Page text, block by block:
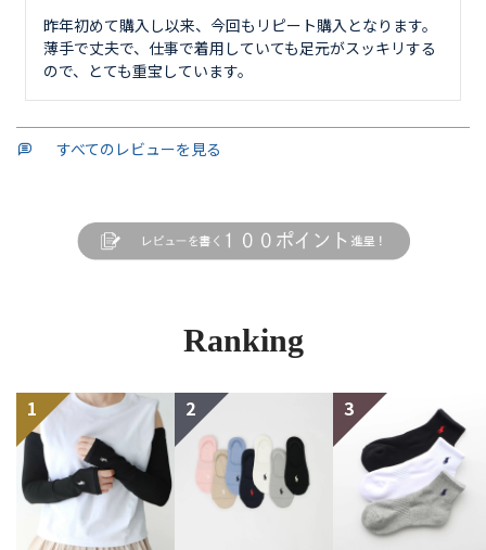
昨年初めて購入し以来、今回もリピート購入となります。
薄手で丈夫で、仕事で着用していても足元がスッキリする
ので、とても重宝しています。
すべてのレビューを見る
Ranking